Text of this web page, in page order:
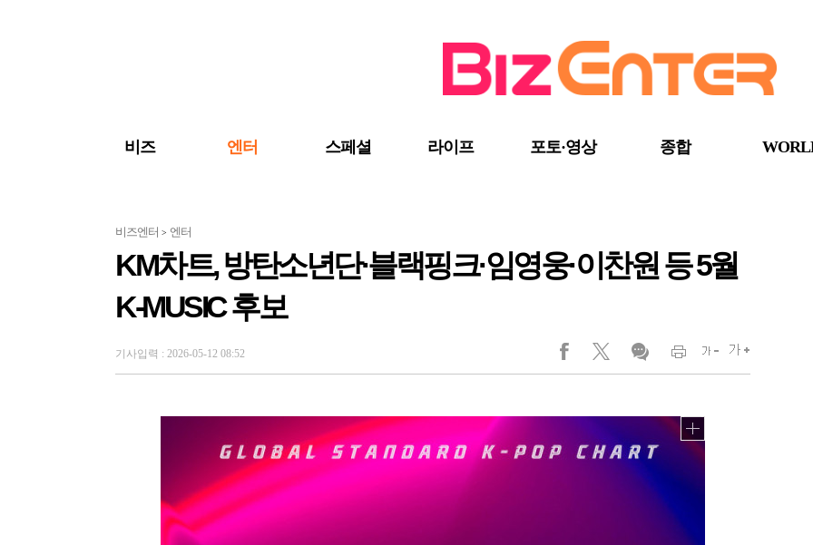
비즈 엔터 스페셜 라이프 포토·영상 종합
비즈엔터 > 엔터
KM차트, 방탄소년단·블랙핑크·임영웅·이찬원 등 5월
K-MUSIC 후보
기사입력 : 2026-05-12 08:52